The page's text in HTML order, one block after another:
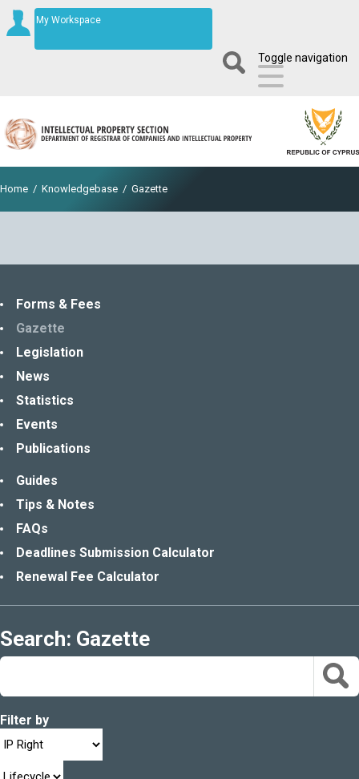
My Workspace
Toggle navigation
Home / Knowledgebase / Gazette
Forms & Fees
Gazette
Legislation
News
Statistics
Events
Publications
Guides
Tips & Notes
FAQs
Deadlines Submission Calculator
Renewal Fee Calculator
Search: Gazette
Filter by